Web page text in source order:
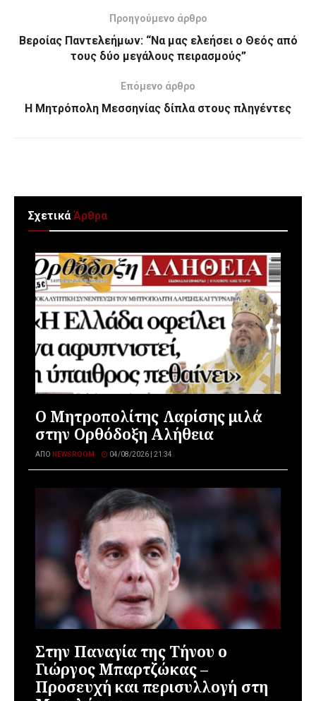
Προηγούμενο άρθρο
Βεροίας Παντελεήμων: “Να μας ελεήσει ο Θεός από
τους δύο μεγάλους πειρασμούς”
Επόμενο άρθρο
Η Μητρόπολη Μεσσηνίας δίπλα στους πληγέντες
ΣχετικάΆρθρα
Ο Μητροπολίτης Λαρίσης μιλά
στην Ορθόδοξη Αλήθεια
ΑΠΌ NEWSROOM 04/08/2026 | 21:34
Στην Παναγία της Τήνου ο
Γιώργος Μπαρτζώκας –
Προσευχή και περισυλλογή στη